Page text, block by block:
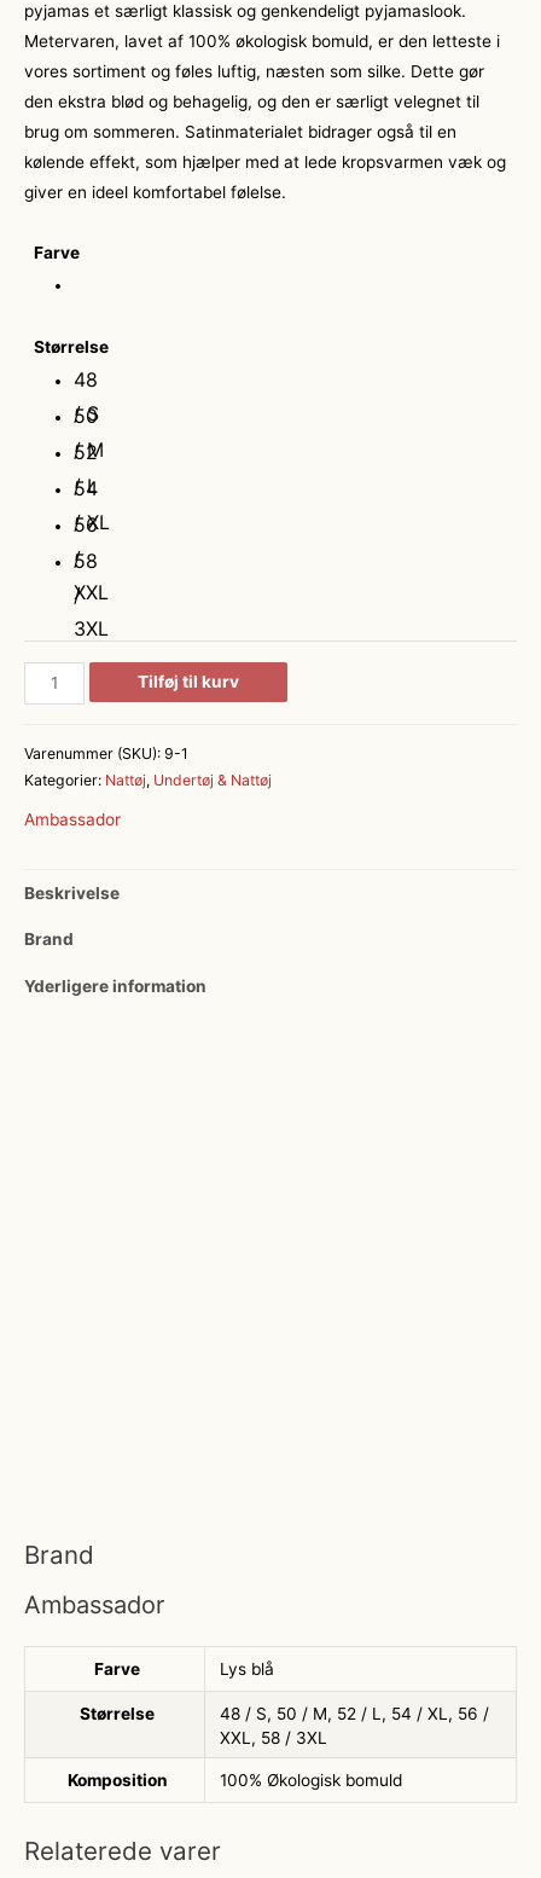
pyjamas et særligt klassisk og genkendeligt pyjamaslook.
Metervaren, lavet af 100% økologisk bomuld, er den letteste i
vores sortiment og føles luftig, næsten som silke. Dette gør
den ekstra blød og behagelig, og den er særligt velegnet til
brug om sommeren. Satinmaterialet bidrager også til en
kølende effekt, som hjælper med at lede kropsvarmen væk og
giver en ideel komfortabel følelse.
Farve
Størrelse
48
/ S
50
/ M
52
/ L
54
/ XL
56
/
XXL
58
/
3XL
Rome
pyjamas
Tilføj til kurv
Varenummer (SKU): 9-1
Kategorier: Nattøj, Undertøj & Nattøj
Ambassador
Beskrivelse
Brand
Yderligere information
Brand
Ambassador
Farve Lys blå
Størrelse
48 / S, 50 / M, 52 / L, 54 / XL, 56 /
XXL, 58 / 3XL
Komposition 100% Økologisk bomuld
Relaterede varer